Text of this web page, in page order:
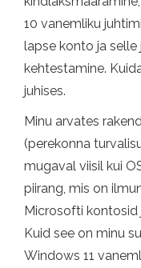
10 vanemliku
lapse konto ja selle
kehtestamine.
juhises.
Minu arvates
(perekonna
mugaval viisil kui
piirang, mis on
Microsofti kontosid
Kuid see on minu
Windows 11